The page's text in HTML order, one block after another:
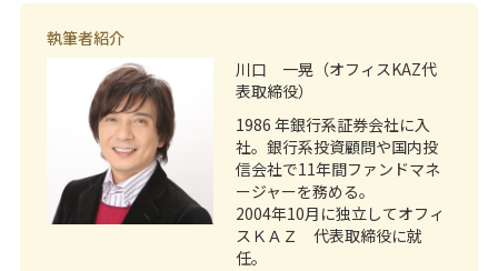
執筆者紹介
川口 一晃（オフィスKAZ代
表取締役）
1986 年銀行系証券会社に入
社。銀行系投資顧問や国内投
信会社で11年間ファンドマネ
ージャーを務める。
2004年10月に独立してオフィ
スＫＡＺ 代表取締役に就
任。